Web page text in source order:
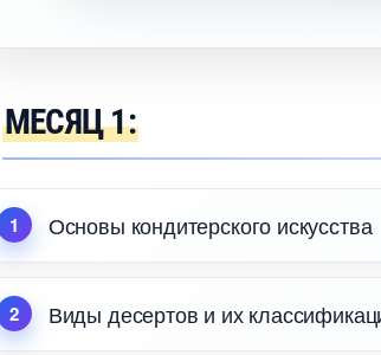
МЕСЯЦ 1:
Основы кондитерского искусства
иды десертов и их